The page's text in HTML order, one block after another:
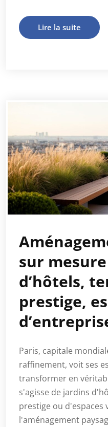
Lire la suite
sur
d’hôtels,
prestige,
Paris, capitale
raffinement, voit ses
transformer en
s'agisse de jardins
prestige ou d'espaces
l'aménagement